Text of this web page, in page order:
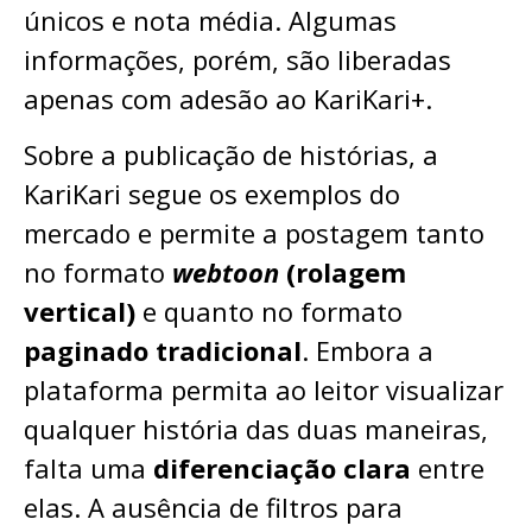
únicos e nota média. Algumas
informações, porém, são liberadas
apenas com adesão ao KariKari+.
Sobre a publicação de histórias, a
KariKari segue os exemplos do
mercado e permite a postagem tanto
no formato webtoon (rolagem
vertical) e quanto no formato
paginado tradicional. Embora a
plataforma permita ao leitor visualizar
qualquer história das duas maneiras,
falta uma diferenciação clara entre
elas. A ausência de filtros para